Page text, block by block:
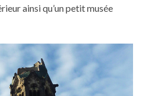
ainsi qu’un petit musée